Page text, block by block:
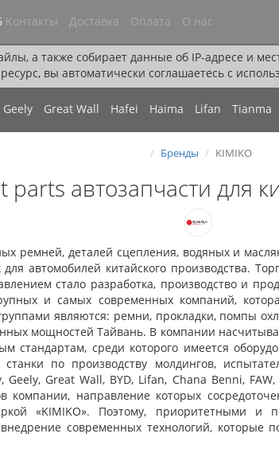
а также собирает данные об IP-адресе и
вы автоматически соглашаетесь с
Контакты Доставка Оплата О нас
Geely Great Wall Hafei Haima Lifan Tianma
Бренды KIMIKO
автозапчасти для
ремней, деталей сцепления, водяных и
автомобилей китайского производства.
стало разработка, производство и
и самых современных компаний,
являются: ремни, прокладки, помпы
мощностей Тайвань. В компании
среди которого имеется
по производству молдингов,
Great Wall, BYD, Lifan, Chana Benni,
компании, направление которых
«KIMIKO». Поэтому, приоритетными
современных технологий, которые